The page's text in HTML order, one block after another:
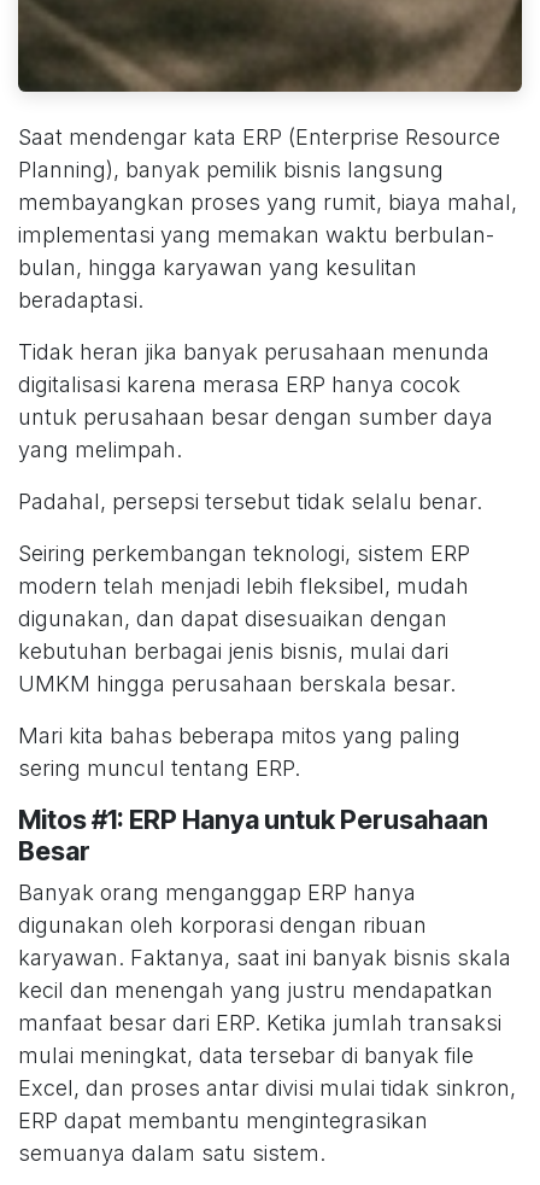
Saat mendengar kata ERP (Enterprise Resource
Planning), banyak pemilik bisnis langsung
membayangkan proses yang rumit, biaya mahal,
implementasi yang memakan waktu berbulan-
bulan, hingga karyawan yang kesulitan
beradaptasi.
Tidak heran jika banyak perusahaan menunda
digitalisasi karena merasa ERP hanya cocok
untuk perusahaan besar dengan sumber daya
yang melimpah.
Padahal, persepsi tersebut tidak selalu benar.
Seiring perkembangan teknologi, sistem ERP
modern telah menjadi lebih fleksibel, mudah
digunakan, dan dapat disesuaikan dengan
kebutuhan berbagai jenis bisnis, mulai dari
UMKM hingga perusahaan berskala besar.
Mari kita bahas beberapa mitos yang paling
sering muncul tentang ERP.
Mitos #1: ERP Hanya untuk Perusahaan
Besar
Banyak orang menganggap ERP hanya
digunakan oleh korporasi dengan ribuan
karyawan. Faktanya, saat ini banyak bisnis skala
kecil dan menengah yang justru mendapatkan
manfaat besar dari ERP. Ketika jumlah transaksi
mulai meningkat, data tersebar di banyak file
Excel, dan proses antar divisi mulai tidak sinkron,
ERP dapat membantu mengintegrasikan
semuanya dalam satu sistem.